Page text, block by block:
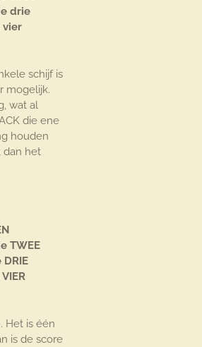
drie
vier
schijf is
mogelijk.
wat al
die ene
houden
dan het
TWEE
Het is één
is de score